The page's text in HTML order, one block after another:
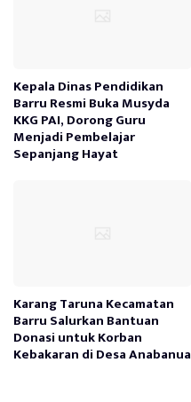
Kepala Dinas Pendidikan
Barru Resmi Buka Musyda
KKG PAI, Dorong Guru
Menjadi Pembelajar
Sepanjang Hayat
Karang Taruna Kecamatan
Barru Salurkan Bantuan
Donasi untuk Korban
Kebakaran di Desa Anabanua